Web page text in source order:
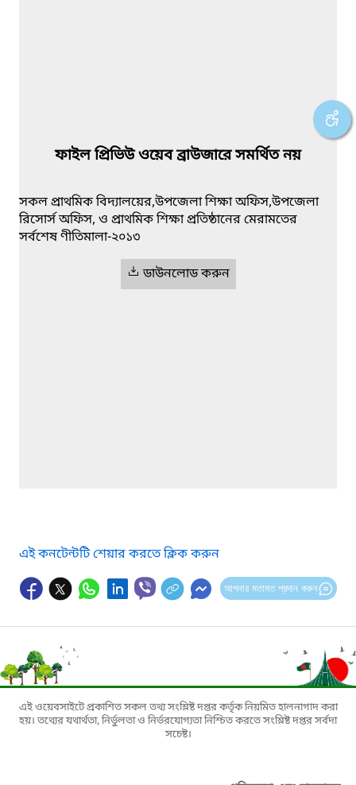
ফাইল প্রিভিউ ওয়েব ব্রাউজারে সমর্থিত নয়
সকল প্রাথমিক বিদ্যালয়ের,উপজেলা শিক্ষা অফিস,উপজেলা
রিসোর্স অফিস, ও প্রাথমিক শিক্ষা প্রতিষ্ঠানের মেরামতের
সর্বশেষ ণীতিমালা-২০১৩
ডাউনলোড করুন
এই কনটেন্টটি শেয়ার করতে ক্লিক করুন
আপনার মতামত প্রদান করুন
এই ওয়েবসাইটে প্রকাশিত সকল তথ্য সংশ্লিষ্ট দপ্তর কর্তৃক নিয়মিত হালনাগাদ করা
হয়। তথ্যের যথার্থতা, নির্ভুলতা ও নির্ভরযোগ্যতা নিশ্চিত করতে সংশ্লিষ্ট দপ্তর সর্বদা
সচেষ্ট।